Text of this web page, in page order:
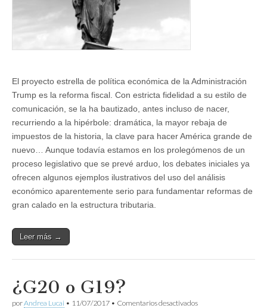
El proyecto estrella de política económica de la Administración
Trump es la reforma fiscal. Con estricta fidelidad a su estilo de
comunicación, se la ha bautizado, antes incluso de nacer,
recurriendo a la hipérbole: dramática, la mayor rebaja de
impuestos de la historia, la clave para hacer América grande de
nuevo… Aunque todavía estamos en los prolegómenos de un
proceso legislativo que se prevé arduo, los debates iniciales ya
ofrecen algunos ejemplos ilustrativos del uso del análisis
económico aparentemente serio para fundamentar reformas de
gran calado en la estructura tributaria.
Leer más →
¿G20 o G19?
porAndrea Lucai • 11/07/2017 • Comentarios desactivadosen